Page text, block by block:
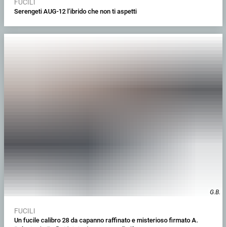
FUCILI
Serengeti AUG-12 l’ibrido che non ti aspetti
G.B.
FUCILI
Un fucile calibro 28 da capanno raffinato e misterioso firmato A.